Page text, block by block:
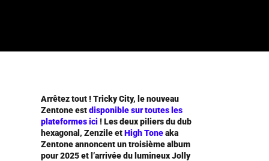
Arrêtez tout ! Tricky City, le nouveau
Zentone estdisponible sur toutes les
plateformes ici ! Les deux piliers du dub
hexagonal, Zenzile etHigh Toneaka
Zentone annoncent un troisième album
pour 2025 et l’arrivée du lumineux Jolly